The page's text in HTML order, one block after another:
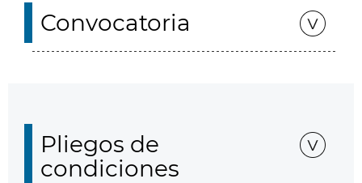
Convocatoria
Pliegos de
condiciones